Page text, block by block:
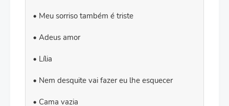
Meu sorriso também é triste
Adeus amor
Lília
Nem desquite vai fazer eu lhe esquecer
Cama vazia